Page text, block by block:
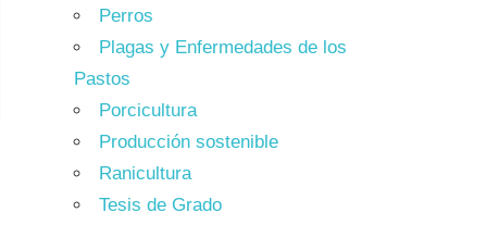
Perros
Plagas y Enfermedades de los
Pastos
Porcicultura
Producción sostenible
Ranicultura
Tesis de Grado